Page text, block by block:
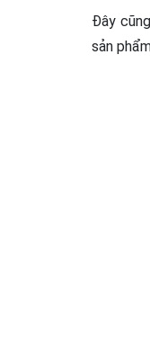
Đây
sản